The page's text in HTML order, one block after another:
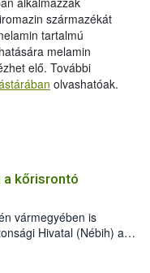
származékát
tartalmú
melamin
elő. További
olvashatóak.
a kőrisrontó
vármegyében is
Hivatal (Nébih) a
jelenlétét. A
meg, de már fertőzött